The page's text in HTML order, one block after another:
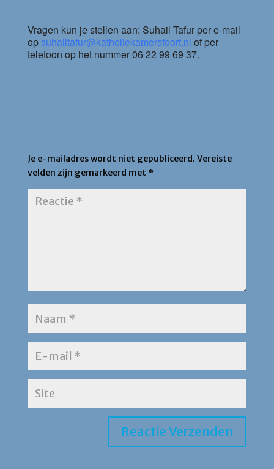
Vragen kun je stellen aan: Suhail Tafur per e-mail
op suhailtafur@katholiekamersfoort.nl of per
telefoon op het nummer 06 22 99 69 37.
Je e-mailadres wordt niet gepubliceerd. Vereiste
velden zijn gemarkeerd met *